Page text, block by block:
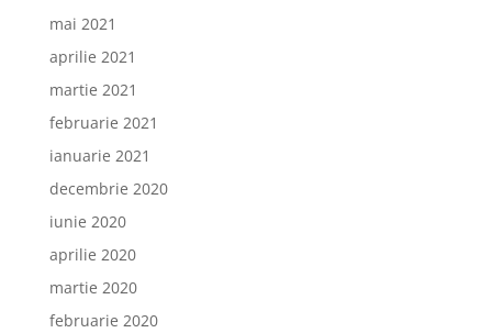
mai 2021
aprilie 2021
martie 2021
februarie 2021
ianuarie 2021
decembrie 2020
iunie 2020
aprilie 2020
martie 2020
februarie 2020